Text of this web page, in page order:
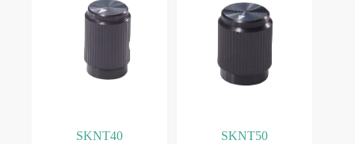
SKNT40
SKNT50